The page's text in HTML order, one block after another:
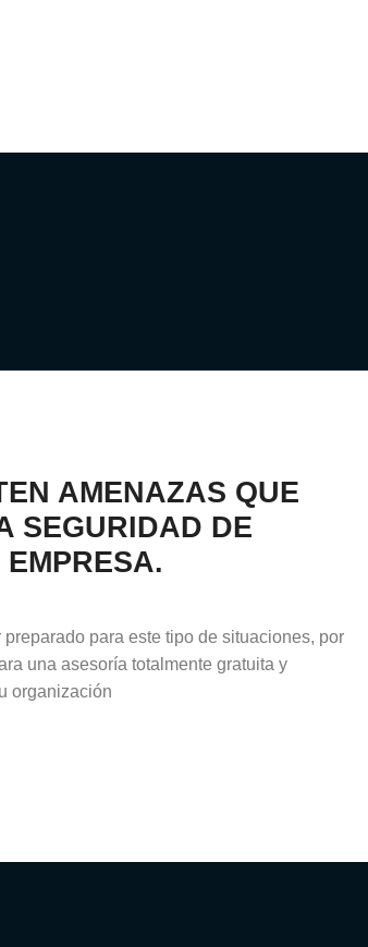
AMENAZAS QUE
SEGURIDAD DE
para este tipo de situaciones, por
una asesoría totalmente gratuita y
organización